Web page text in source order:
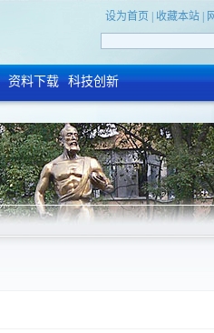
设为首页 收藏本站
资料下载 科技创新